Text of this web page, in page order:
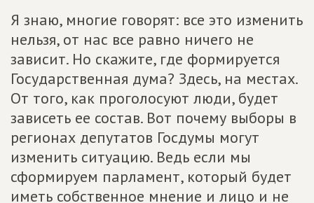
Я знаю, многие говорят: все это изменить
нельзя, от нас все равно ничего не
зависит. Но скажите, где формируется
Государственная дума? Здесь, на местах.
От того, как проголосуют люди, будет
зависеть ее состав. Вот почему выборы в
регионах депутатов Госдумы могут
изменить ситуацию. Ведь если мы
сформируем парламент, который будет
иметь собственное мнение и лицо и не